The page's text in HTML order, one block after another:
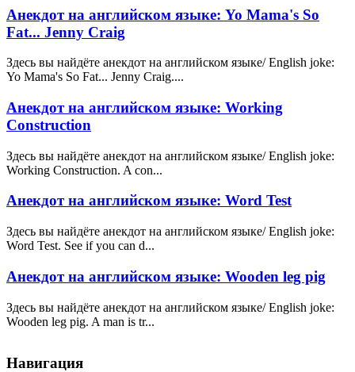
Анекдот на английском языке: Yo Mama's So
Fat... Jenny Craig
Здесь вы найдёте анекдот на английском языке/ English joke:
Yo Mama's So Fat... Jenny Craig....
Анекдот на английском языке: Working
Construction
Здесь вы найдёте анекдот на английском языке/ English joke:
Working Construction. A con...
Анекдот на английском языке: Word Test
Здесь вы найдёте анекдот на английском языке/ English joke:
Word Test. See if you can d...
Анекдот на английском языке: Wooden leg pig
Здесь вы найдёте анекдот на английском языке/ English joke:
Wooden leg pig. A man is tr...
Навигация